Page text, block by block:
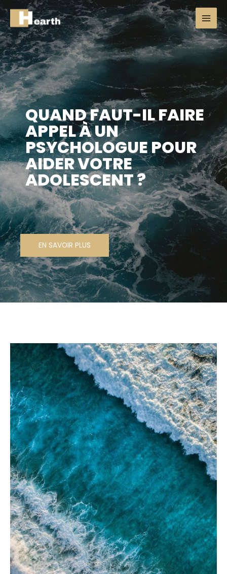
QUAND FAUT-IL FAIRE
APPEL À UN
PSYCHOLOGUE POUR
AIDER VOTRE
ADOLESCENT ?
EN SAVOIR PLUS